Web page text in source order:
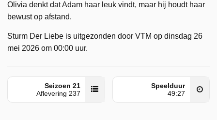
Olivia denkt dat Adam haar leuk vindt, maar hij houdt haar
bewust op afstand.
Sturm Der Liebe is uitgezonden door VTM op dinsdag 26
mei 2026 om 00:00 uur.
Seizoen 21
Aflevering 237
Speelduur
49:27